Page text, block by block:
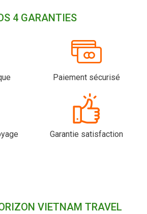
4 GARANTIES
Paiement sécurisé
Garantie satisfaction
VIETNAM TRAVEL